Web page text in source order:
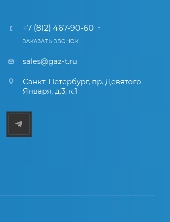
+7 (812) 467-90-60
ЗАКАЗАТЬ ЗВОНОК
sales@gaz-t.ru
Санкт-Петербург, пр. Девятого
Января, д.3, к.1